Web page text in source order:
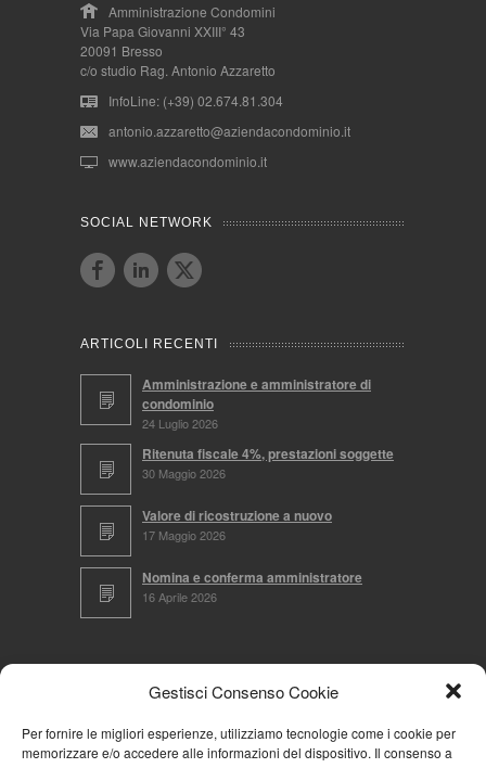
Gestisci Consenso Cookie
Per fornire le migliori esperienze, utilizziamo tecnologie come i cookie per
memorizzare e/o accedere alle informazioni del dispositivo. Il consenso a
Amministrazione Condomini
Via Papa Giovanni XXIII° 43
20091 Bresso
c/o studio Rag. Antonio Azzaretto
InfoLine: (+39) 02.674.81.304
antonio.azzaretto@aziendacondominio.it
www.aziendacondominio.it
SOCIAL NETWORK
ARTICOLI RECENTI
Amministrazione e amministratore di
condominio
24 Luglio 2026
Ritenuta fiscale 4%, prestazioni soggette
30 Maggio 2026
Valore di ricostruzione a nuovo
17 Maggio 2026
Nomina e conferma amministratore
16 Aprile 2026
CERCA NEL SITO
NAVIGA PER